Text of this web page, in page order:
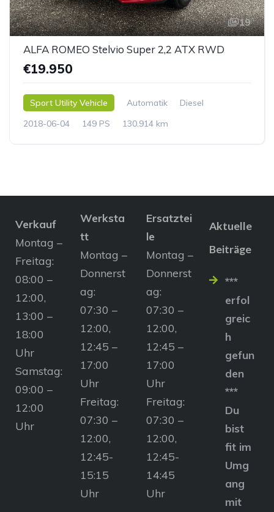
19
ALFA ROMEO Stelvio Super 2,2 ATX RWD
€19.950
Sport Utility Vehicle Automatik
Diesel
2018-06-04
149 PS 130.914 km
Verkauf
Montag –
Freitag:
08:00 –
12:00,
13:00 –
18:00
Uhr
Samstag:
09:00 –
12:00
Uhr
Werksta
tt
Montag –
Donnerst
ag:
07:30 –
12:00,
12:45 –
17:00
Uhr
Freitag:
07:30 –
12:00,
12:45-
15:15
Uhr
Ersatztei
le
Montag –
Donnerst
ag:
07:30 –
12:00,
12:45 –
17:00
Uhr
Freitag:
07:30 –
12:00,
12:45-
14:45
Uhr
Aktuelle
Beiträge
***
erfol
greic
h
gefun
den
***
Du
bist
fit im
Umg
ang
mit